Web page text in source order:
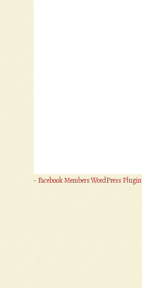
- Facebook Members WordPress Plugin